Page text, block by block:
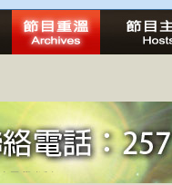
民學卷制